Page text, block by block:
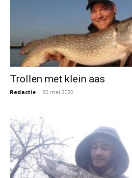
Trollen met klein aas
Redactie - 20 mei 2020